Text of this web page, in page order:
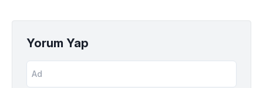
Yorum Yap